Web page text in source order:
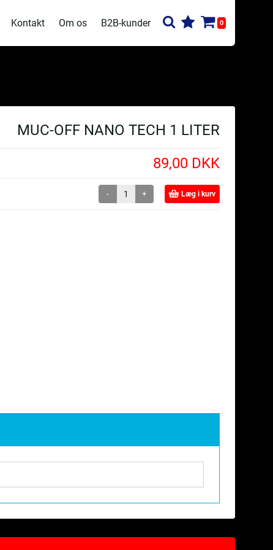
Kontakt Om os B2B-kunder 0
MUC-OFF NANO TECH 1 LITER
89,00 DKK
- + Læg i kurv